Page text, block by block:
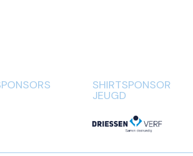
SHIRTSPONSOR
JEUGD